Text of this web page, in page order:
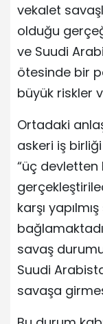
vekalet
olduğu
ve Suudi
ötesinde bir
büyük riskler
Ortadaki
askeri iş
“üç devletten
karşı
savaş
Suudi
savaşa